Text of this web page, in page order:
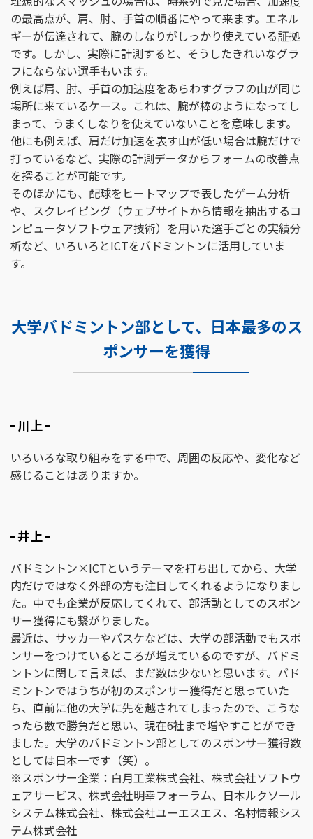
の最高点が、肩、肘、手首の順番にやって来ます。エネル
ギーが伝達されて、腕のしなりがしっかり使えている証拠
です。しかし、実際に計測すると、そうしたきれいなグラ
フにならない選手もいます。
例えば肩、肘、手首の加速度をあらわすグラフの山が同じ
場所に来ているケース。これは、腕が棒のようになってし
まって、うまくしなりを使えていないことを意味します。
他にも例えば、肩だけ加速を表す山が低い場合は腕だけで
打っているなど、実際の計測データからフォームの改善点
を探ることが可能です。
そのほかにも、配球をヒートマップで表したゲーム分析
や、スクレイピング（ウェブサイトから情報を抽出するコ
ンピュータソフトウェア技術）を用いた選手ごとの実績分
析など、いろいろとICTをバドミントンに活用していま
す。
大学バドミントン部として、日本最多のス
ポンサーを獲得
川上
いろいろな取り組みをする中で、周囲の反応や、変化など
感じることはありますか。
井上
バドミントン×ICTというテーマを打ち出してから、大学
内だけではなく外部の方も注目してくれるようになりまし
た。中でも企業が反応してくれて、部活動としてのスポン
サー獲得にも繋がりました。
最近は、サッカーやバスケなどは、大学の部活動でもスポ
ンサーをつけているところが増えているのですが、バドミ
ントンに関して言えば、まだ数は少ないと思います。バド
ミントンではうちが初のスポンサー獲得だと思っていた
ら、直前に他の大学に先を越されてしまったので、こうな
ったら数で勝負だと思い、現在6社まで増やすことができ
ました。大学のバドミントン部としてのスポンサー獲得数
としては日本一です（笑）。
※スポンサー企業：白月工業株式会社、株式会社ソフトウ
ェアサービス、株式会社明幸フォーラム、日本ルクソール
システム株式会社、株式会社ユーエスエス、名村情報シス
テム株式会社